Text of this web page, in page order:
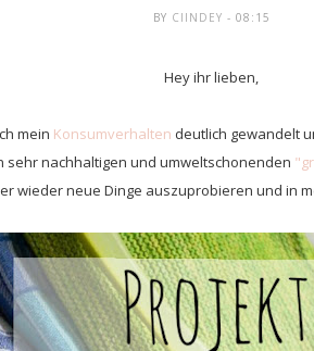
BY CIINDEY - 08:15
Hey ihr lieben,
mein Konsumverhalten deutlich gewandelt
sehr nachhaltigen und umweltschonenden
wieder neue Dinge auszuprobieren und in